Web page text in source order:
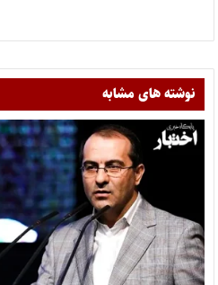
نوشته های مشابه